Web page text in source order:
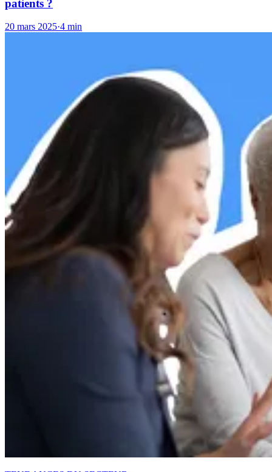
patients ?
20 mars 2025·4 min